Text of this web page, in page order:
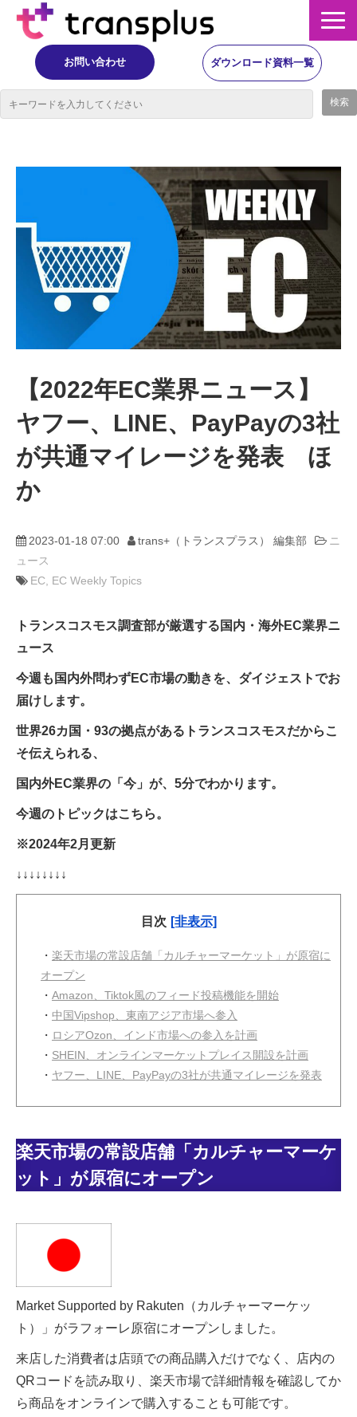
お問い合わせ ダウンロード資料一覧
イベント・レポート
ニュース
コラム
事例
動画
trans-DXプロデューサー
【2022年EC業界ニュース】
ヤフー、LINE、PayPayの3社
が共通マイレージを発表 ほ
か
2023-01-18 07:00 trans+（トランスプラス） 編集部
ニ
ュース
EC EC Weekly Topics
トランスコスモス調査部が厳選する国内・海外EC業界ニ
ュース
今週も国内外問わずEC市場の動きを、ダイジェストでお
届けします。
世界26カ国・93の拠点があるトランスコスモスだからこ
そ伝えられる、
国内外EC業界の「今」が、5分でわかります。
今週のトピックはこちら。
※2024年2月更新
↓↓↓↓↓↓↓↓
目次 [非表示]
・ 楽天市場の常設店舗「カルチャーマーケット」が原宿に
オープン
・ Amazon、Tiktok風のフィード投稿機能を開始
・ 中国Vipshop、東南アジア市場へ参入
・ ロシアOzon、インド市場への参入を計画
・ SHEIN、オンラインマーケットプレイス開設を計画
・ ヤフー、LINE、PayPayの3社が共通マイレージを発表
楽天市場の常設店舗「カルチャーマーケ
ット」が原宿にオープン
Market Supported by Rakuten（カルチャーマーケッ
ト）」がラフォーレ原宿にオープンしました。
来店した消費者は店頭での商品購入だけでなく、店内の
QRコードを読み取り、楽天市場で詳細情報を確認してか
ら商品をオンラインで購入することも可能です。